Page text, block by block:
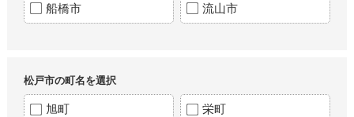
船橋市 流山市
松戸市の町名を選択
旭町 栄町